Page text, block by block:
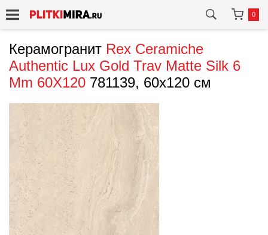
0
Керамогранит Rex Ceramiche
Authentic Lux Gold Trav Matte Silk 6
Mm 60X120 781139, 60x120 см